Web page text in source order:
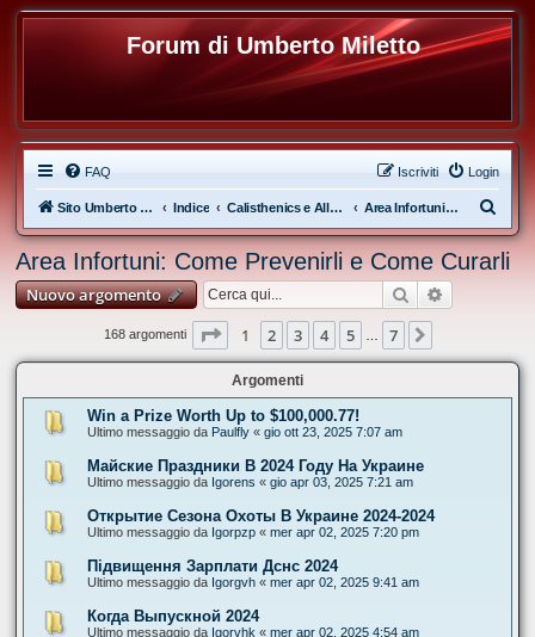
Forum di Umberto Miletto
FAQ Login
Iscriviti
Sito Umberto Miletto Indice Calisthenics e Allenamento a Corpo Libero Area Infortuni: Come Prevenirli e Come Curarli
e
r
Area Infortuni: Come Prevenirli e Come Curarli
Nuovo argomento Cerca
168 argomenti Pagina di
1 2 3 4 5 7
Argomenti
Win a Prize Worth Up to $100,000.77!
Ultimo messaggio da Paulfly « gio ott 23, 2025 7:07 am
Майские Праздники В 2024 Году На Украине
Ultimo messaggio da Igorens « gio apr 03, 2025 7:21 am
Открытие Сезона Охоты В Украине 2024-2024
Ultimo messaggio da Igorpzp « mer apr 02, 2025 7:20 pm
Підвищення Зарплати Дснс 2024
Ultimo messaggio da Igorgvh « mer apr 02, 2025 9:41 am
Когда Выпускной 2024
Ultimo messaggio da Igorvhk « mer apr 02, 2025 4:54 am